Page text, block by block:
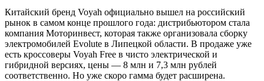
Китайский бренд Voyah официально вышел на российский
рынок в самом конце прошлого года: дистрибьютором стала
компания Моторинвест, которая также организовала сборку
электромобилей Evolute в Липецкой области. В продаже уже
есть кроссоверы Voyah Free в чисто электрической и
гибридной версиях, цены — 8 млн и 7,3 млн рублей
соответственно. Но уже скоро гамма будет расширена.